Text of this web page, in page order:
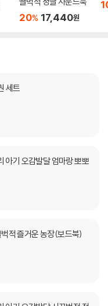
20% 17,440원
세트
아기 오감발달 엄마랑 뽀뽀
적 즐거운 농장(보드북)